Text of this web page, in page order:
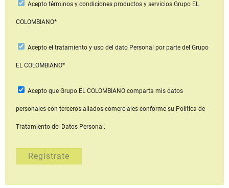
Aceptotérminos y condiciones productos y serviciosGrupo EL
COLOMBIANO*
Acepto el tratamiento y uso del dato Personal por parte del Grupo
EL COLOMBIANO*
Acepto que Grupo EL COLOMBIANOcomparta mis datos
personales con terceros aliados comerciales conforme su Política de
Tratamiento del Datos Personal.